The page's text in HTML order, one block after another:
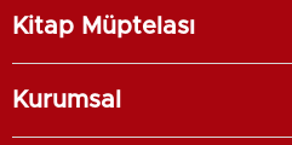
Kitap Müptelası
Kurumsal